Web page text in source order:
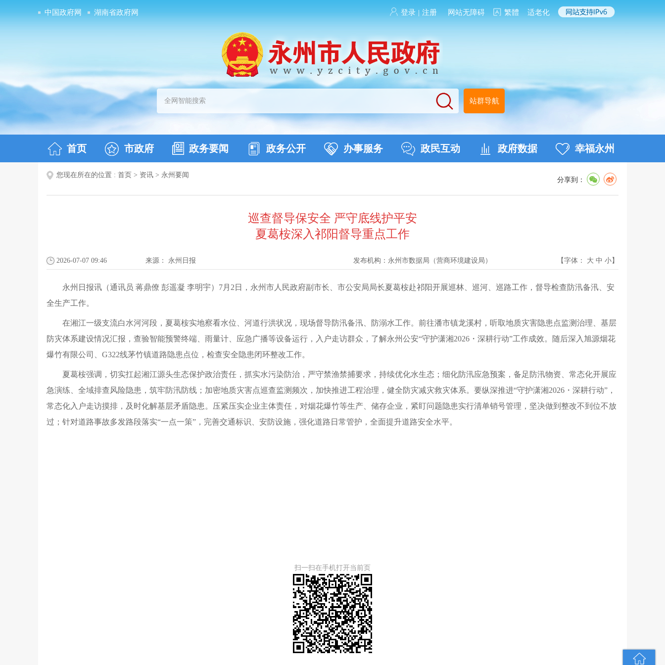
中国政府网 湖南省政府网 登录 | 注册 网站无障碍 繁體 适老化
站群导航
首页 市政府 政务要闻 政务公开 办事服务 政民互动 政府数据 幸福永州
您现在所在的位置 : 首页 > 资讯 > 永州要闻
分享到：
巡查督导保安全 严守底线护平安
夏葛桉深入祁阳督导重点工作
2026-07-07 09:46 来源： 永州日报 发布机构： 永州市数据局（营商环境建设局） 【字体： 大 中 小】
永州日报讯（通讯员 蒋鼎僚 彭遥凝 李明宇）7月2日，永州市人民政府副市长、市公安局局长夏葛桉赴祁阳开展巡林、巡河、巡路工作，督导检查防汛备汛、安
全生产工作。
在湘江一级支流白水河河段，夏葛桉实地察看水位、河道行洪状况，现场督导防汛备汛、防溺水工作。前往潘市镇龙溪村，听取地质灾害隐患点监测治理、基层
防灾体系建设情况汇报，查验智能预警终端、雨量计、应急广播等设备运行，入户走访群众，了解永州公安“守护潇湘2026・深耕行动”工作成效。随后深入旭源烟花
爆竹有限公司、G322线茅竹镇道路隐患点位，检查安全隐患闭环整改工作。
夏葛桉强调，切实扛起湘江源头生态保护政治责任，抓实水污染防治，严守禁渔禁捕要求，持续优化水生态；细化防汛应急预案，备足防汛物资、常态化开展应
急演练、全域排查风险隐患，筑牢防汛防线；加密地质灾害点巡查监测频次，加快推进工程治理，健全防灾减灾救灾体系。要纵深推进“守护潇湘2026・深耕行动”，
常态化入户走访摸排，及时化解基层矛盾隐患。压紧压实企业主体责任，对烟花爆竹等生产、储存企业，紧盯问题隐患实行清单销号管理，坚决做到整改不到位不放
过；针对道路事故多发路段落实“一点一策”，完善交通标识、安防设施，强化道路日常管护，全面提升道路安全水平。
扫一扫在手机打开当前页